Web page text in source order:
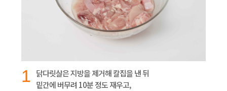
1 닭다릿살은 지방을 제거해 칼집을 낸 뒤
밑간에 버무려 10분 정도 재우고,